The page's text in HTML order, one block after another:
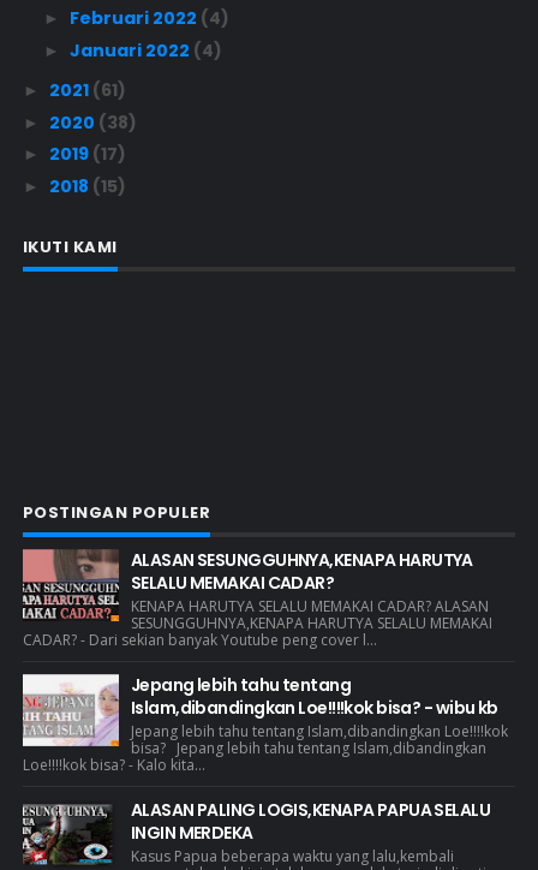
► Februari 2022 (4)
► Januari 2022 (4)
► 2021 (61)
► 2020 (38)
► 2019 (17)
► 2018 (15)
IKUTI KAMI
POSTINGAN POPULER
ALASAN SESUNGGUHNYA,KENAPA HARUTYA
SELALU MEMAKAI CADAR?
KENAPA HARUTYA SELALU MEMAKAI CADAR? ALASAN
SESUNGGUHNYA,KENAPA HARUTYA SELALU MEMAKAI
CADAR? - Dari sekian banyak Youtube peng cover l...
Jepang lebih tahu tentang
Islam,dibandingkan Loe!!!!kok bisa? - wibu kb
Jepang lebih tahu tentang Islam,dibandingkan Loe!!!!kok
bisa? Jepang lebih tahu tentang Islam,dibandingkan
Loe!!!!kok bisa? - Kalo kita...
ALASAN PALING LOGIS,KENAPA PAPUA SELALU
INGIN MERDEKA
Kasus Papua beberapa waktu yang lalu,kembali